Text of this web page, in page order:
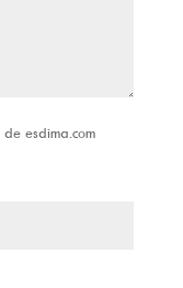
de esdima.com